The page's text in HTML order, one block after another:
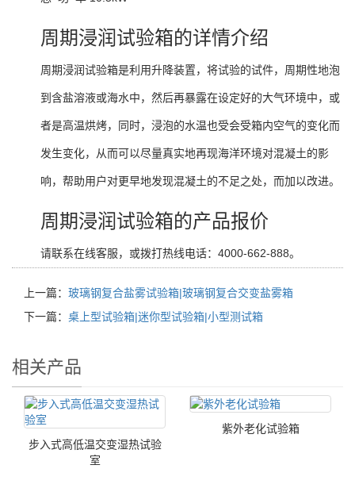
周期浸润试验箱的详情介绍
周期浸润试验箱是利用升降装置，将试验的试件，周期性地泡
到含盐溶液或海水中，然后再暴露在设定好的大气环境中，或
者是高温烘烤，同时，浸泡的水温也受会受箱内空气的变化而
发生变化，从而可以尽量真实地再现海洋环境对混凝土的影
响，帮助用户对更早地发现混凝土的不足之处，而加以改进。
周期浸润试验箱的产品报价
请联系在线客服，或拨打热线电话：4000-662-888。
上一篇： 玻璃钢复合盐雾试验箱|玻璃钢复合交变盐雾箱
下一篇： 桌上型试验箱|迷你型试验箱|小型测试箱
相关产品
步入式高低温交变湿热试验
室
紫外老化试验箱